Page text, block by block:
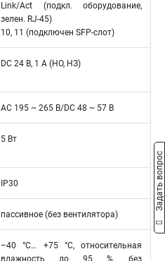
Link/Act (подкл. оборудование,
зелен. RJ-45)
10, 11 (подключен SFP-слот)
DC 24 В, 1 A (НО, НЗ)
AC 195 ~ 265 В/DC 48 ~ 57 В
5 Вт
IP30
пассивное (без вентилятора)
–40 °C… +75 °C, относительная
влажность до 95 %, без
Задать вопрос